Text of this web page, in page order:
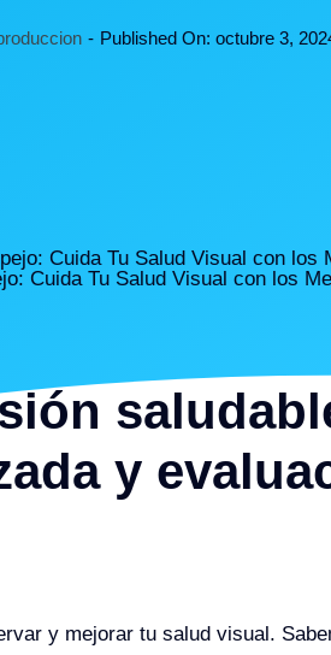
- Published On: octubre 3,
y
y mejorar tu salud visual.